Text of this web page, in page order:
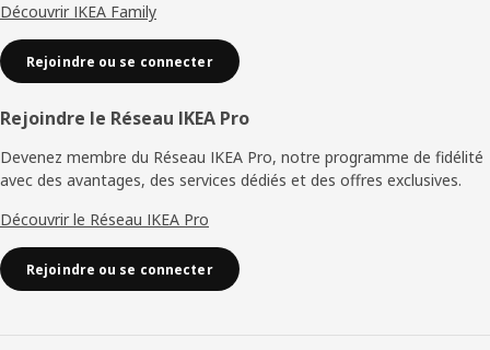
Découvrir IKEA Family
Rejoindre ou se connecter
Rejoindre le Réseau IKEA Pro
Devenez membre du Réseau IKEA Pro, notre programme de fidélité
avec des avantages, des services dédiés et des offres exclusives.
Découvrir le Réseau IKEA Pro
Rejoindre ou se connecter